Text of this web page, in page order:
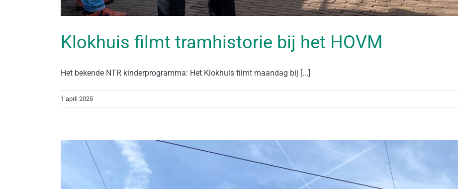
Klokhuis filmt tramhistorie bij het HOVM
Het bekende NTR kinderprogramma: Het Klokhuis filmt maandag bij [...]
1 april 2025